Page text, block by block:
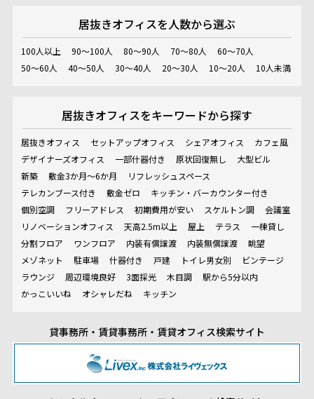
居抜きオフィスを人数から選ぶ
100人以上 90～100人 80～90人 70～80人
60～70人
50～60人
40～50人 30～40人 20～30人 10～20人 10人未満
居抜きオフィスをキーワードから探す
居抜きオフィス セットアップオフィス シェアオフィス
カフェ風
デザイナーズオフィス
一部什器付き 原状回復無し
大型ビル
新築
敷金3か月～6か月
リフレッシュスペース
テレカンブース付き
敷金ゼロ
キッチン・バーカウンター付き
個別空調
フリーアドレス 初期費用が安い スケルトン調
会議室
リノベーションオフィス
天高2.5m以上 屋上 テラス
一棟貸し
分割フロア
ワンフロア 内装有償譲渡 内装無償譲渡
眺望
メゾネット
駐車場 什器付き 戸建 トイレ男女別
ビンテージ
ラウンジ
周辺環境良好 3面採光 木目調
駅から5分以内
かっこいいね
オシャレだね キッチン
貸事務所・賃貸事務所・賃貸オフィス検索サイト